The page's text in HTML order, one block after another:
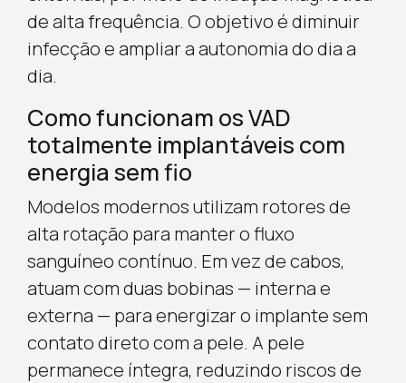
de alta frequência. O objetivo é diminuir
infecção e ampliar a autonomia do dia a
dia.
Como funcionam os VAD
totalmente implantáveis com
energia sem fio
Modelos modernos utilizam rotores de
alta rotação para manter o fluxo
sanguíneo contínuo. Em vez de cabos,
atuam com duas bobinas — interna e
externa — para energizar o implante sem
contato direto com a pele. A pele
permanece íntegra, reduzindo riscos de